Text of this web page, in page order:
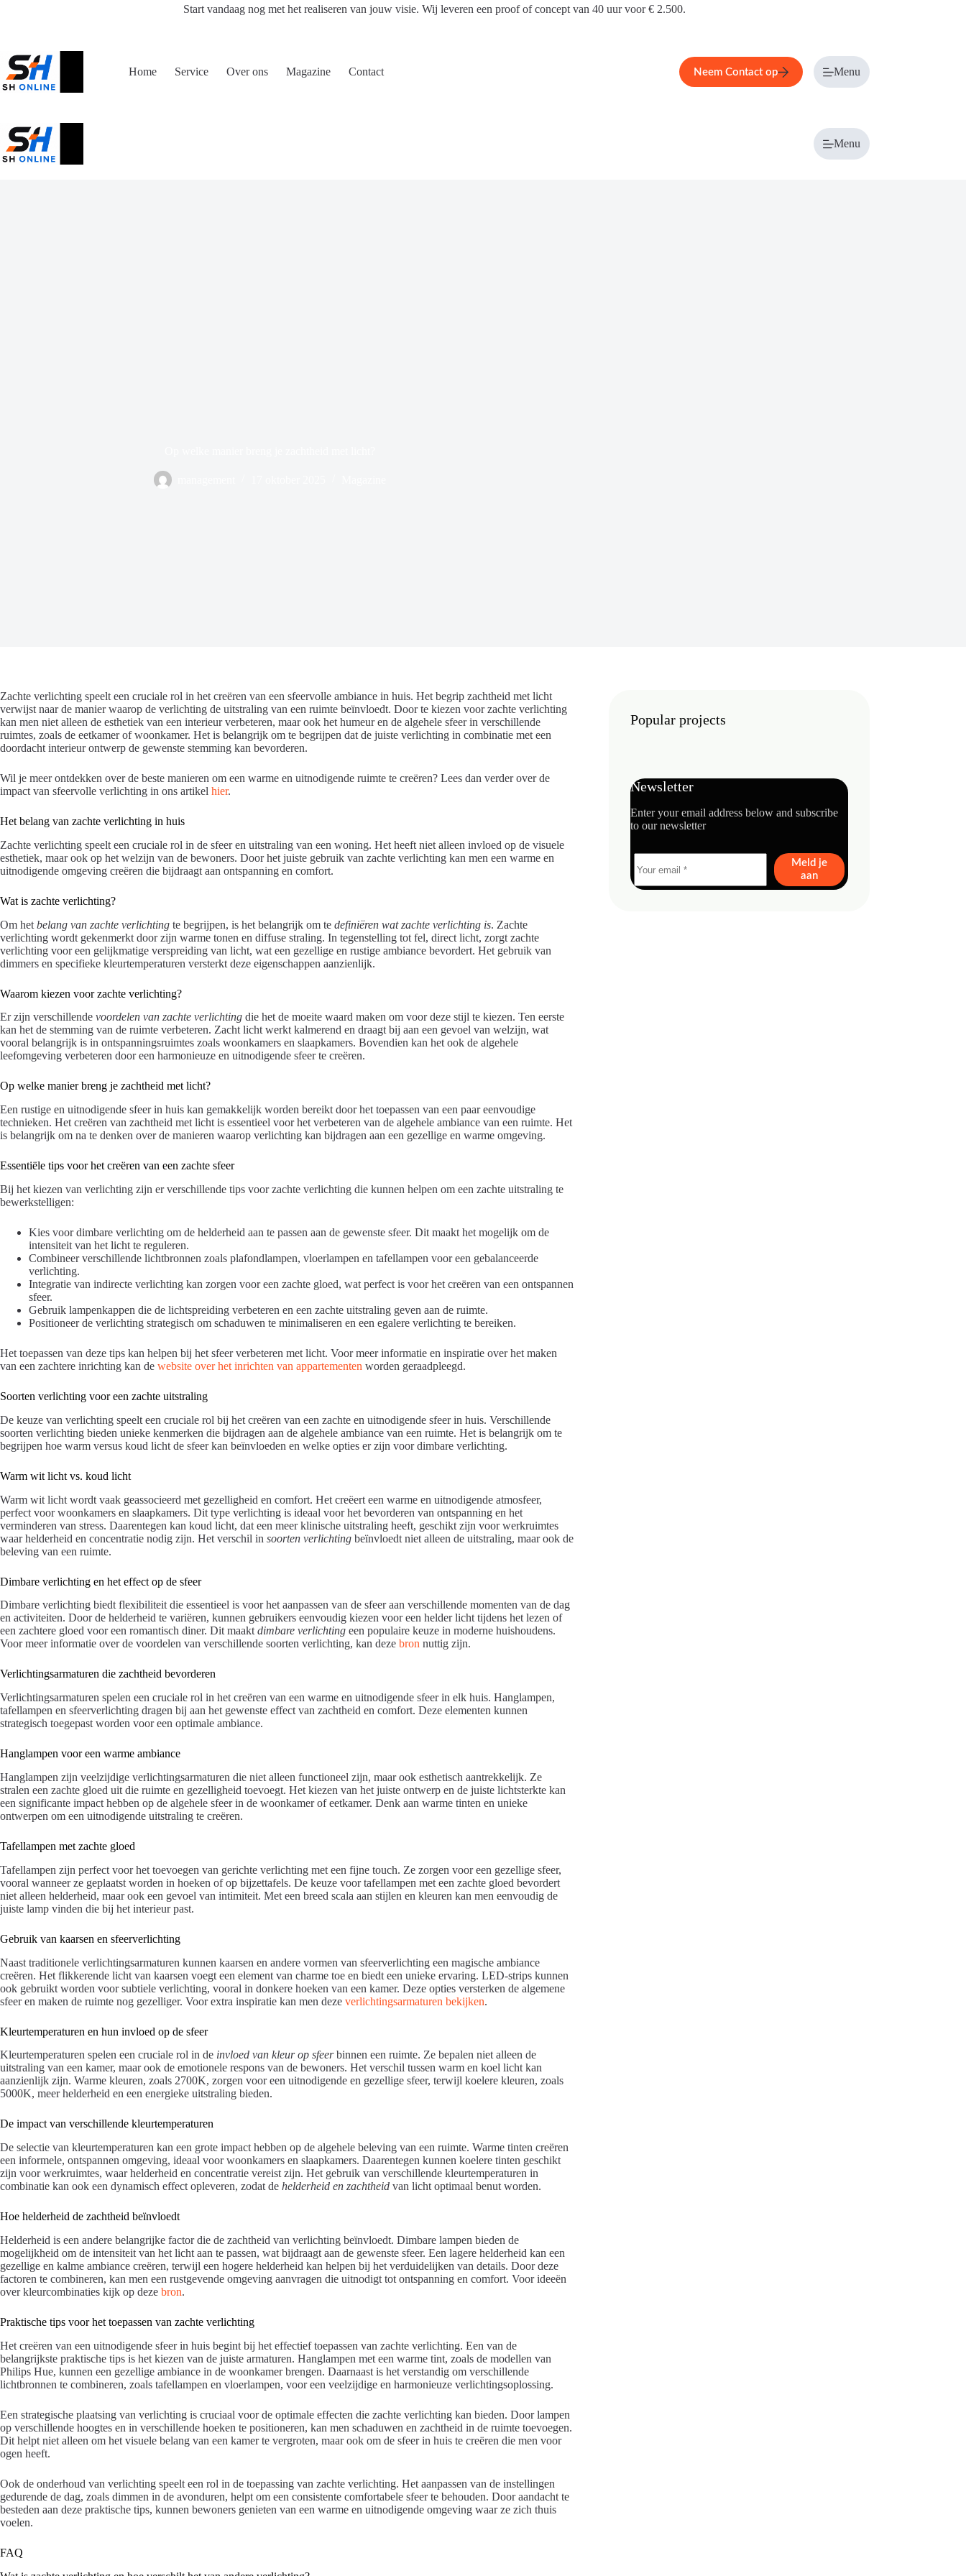
Start vandaag nog met het realiseren van jouw visie. Wij leveren een proof of concept van 40 uur voor € 2.500.
Home Service Over ons Magazine Contact Neem Contact op Menu
Menu
Zachte verlichting speelt een cruciale rol in het creëren van een sfeervolle ambiance in huis. Het begrip zachtheid met licht
verwijst naar de manier waarop de verlichting de uitstraling van een ruimte beïnvloedt. Door te kiezen voor zachte verlichting
kan men niet alleen de esthetiek van een interieur verbeteren, maar ook het humeur en de algehele sfeer in verschillende
ruimtes, zoals de eetkamer of woonkamer. Het is belangrijk om te begrijpen dat de juiste verlichting in combinatie met een
doordacht interieur ontwerp de gewenste stemming kan bevorderen.
Wil je meer ontdekken over de beste manieren om een warme en uitnodigende ruimte te creëren? Lees dan verder over de
impact van sfeervolle verlichting in ons artikel hier.
Het belang van zachte verlichting in huis
Zachte verlichting speelt een cruciale rol in de sfeer en uitstraling van een woning. Het heeft niet alleen invloed op de visuele
esthetiek, maar ook op het welzijn van de bewoners. Door het juiste gebruik van zachte verlichting kan men een warme en
uitnodigende omgeving creëren die bijdraagt aan ontspanning en comfort.
Wat is zachte verlichting?
Om het belang van zachte verlichting te begrijpen, is het belangrijk om te definiëren wat zachte verlichting is. Zachte
verlichting wordt gekenmerkt door zijn warme tonen en diffuse straling. In tegenstelling tot fel, direct licht, zorgt zachte
verlichting voor een gelijkmatige verspreiding van licht, wat een gezellige en rustige ambiance bevordert. Het gebruik van
dimmers en specifieke kleurtemperaturen versterkt deze eigenschappen aanzienlijk.
Waarom kiezen voor zachte verlichting?
Er zijn verschillende voordelen van zachte verlichting die het de moeite waard maken om voor deze stijl te kiezen. Ten eerste
kan het de stemming van de ruimte verbeteren. Zacht licht werkt kalmerend en draagt bij aan een gevoel van welzijn, wat
vooral belangrijk is in ontspanningsruimtes zoals woonkamers en slaapkamers. Bovendien kan het ook de algehele
leefomgeving verbeteren door een harmonieuze en uitnodigende sfeer te creëren.
Op welke manier breng je zachtheid met licht?
Een rustige en uitnodigende sfeer in huis kan gemakkelijk worden bereikt door het toepassen van een paar eenvoudige
technieken. Het creëren van zachtheid met licht is essentieel voor het verbeteren van de algehele ambiance van een ruimte. Het
is belangrijk om na te denken over de manieren waarop verlichting kan bijdragen aan een gezellige en warme omgeving.
Essentiële tips voor het creëren van een zachte sfeer
Bij het kiezen van verlichting zijn er verschillende tips voor zachte verlichting die kunnen helpen om een zachte uitstraling te
bewerkstelligen:
Kies voor dimbare verlichting om de helderheid aan te passen aan de gewenste sfeer. Dit maakt het mogelijk om de
intensiteit van het licht te reguleren.
Combineer verschillende lichtbronnen zoals plafondlampen, vloerlampen en tafellampen voor een gebalanceerde
verlichting.
Integratie van indirecte verlichting kan zorgen voor een zachte gloed, wat perfect is voor het creëren van een ontspannen
sfeer.
Gebruik lampenkappen die de lichtspreiding verbeteren en een zachte uitstraling geven aan de ruimte.
Positioneer de verlichting strategisch om schaduwen te minimaliseren en een egalere verlichting te bereiken.
Het toepassen van deze tips kan helpen bij het sfeer verbeteren met licht. Voor meer informatie en inspiratie over het maken
van een zachtere inrichting kan de website over het inrichten van appartementen worden geraadpleegd.
Soorten verlichting voor een zachte uitstraling
De keuze van verlichting speelt een cruciale rol bij het creëren van een zachte en uitnodigende sfeer in huis. Verschillende
soorten verlichting bieden unieke kenmerken die bijdragen aan de algehele ambiance van een ruimte. Het is belangrijk om te
begrijpen hoe warm versus koud licht de sfeer kan beïnvloeden en welke opties er zijn voor dimbare verlichting.
Warm wit licht vs. koud licht
Warm wit licht wordt vaak geassocieerd met gezelligheid en comfort. Het creëert een warme en uitnodigende atmosfeer,
perfect voor woonkamers en slaapkamers. Dit type verlichting is ideaal voor het bevorderen van ontspanning en het
verminderen van stress. Daarentegen kan koud licht, dat een meer klinische uitstraling heeft, geschikt zijn voor werkruimtes
waar helderheid en concentratie nodig zijn. Het verschil in soorten verlichting beïnvloedt niet alleen de uitstraling, maar ook de
beleving van een ruimte.
Dimbare verlichting en het effect op de sfeer
Dimbare verlichting biedt flexibiliteit die essentieel is voor het aanpassen van de sfeer aan verschillende momenten van de dag
en activiteiten. Door de helderheid te variëren, kunnen gebruikers eenvoudig kiezen voor een helder licht tijdens het lezen of
een zachtere gloed voor een romantisch diner. Dit maakt dimbare verlichting een populaire keuze in moderne huishoudens.
Voor meer informatie over de voordelen van verschillende soorten verlichting, kan deze bron nuttig zijn.
Verlichtingsarmaturen die zachtheid bevorderen
Verlichtingsarmaturen spelen een cruciale rol in het creëren van een warme en uitnodigende sfeer in elk huis. Hanglampen,
tafellampen en sfeerverlichting dragen bij aan het gewenste effect van zachtheid en comfort. Deze elementen kunnen
strategisch toegepast worden voor een optimale ambiance.
Hanglampen voor een warme ambiance
Hanglampen zijn veelzijdige verlichtingsarmaturen die niet alleen functioneel zijn, maar ook esthetisch aantrekkelijk. Ze
stralen een zachte gloed uit die ruimte en gezelligheid toevoegt. Het kiezen van het juiste ontwerp en de juiste lichtsterkte kan
een significante impact hebben op de algehele sfeer in de woonkamer of eetkamer. Denk aan warme tinten en unieke
ontwerpen om een uitnodigende uitstraling te creëren.
Tafellampen met zachte gloed
Tafellampen zijn perfect voor het toevoegen van gerichte verlichting met een fijne touch. Ze zorgen voor een gezellige sfeer,
vooral wanneer ze geplaatst worden in hoeken of op bijzettafels. De keuze voor tafellampen met een zachte gloed bevordert
niet alleen helderheid, maar ook een gevoel van intimiteit. Met een breed scala aan stijlen en kleuren kan men eenvoudig de
juiste lamp vinden die bij het interieur past.
Gebruik van kaarsen en sfeerverlichting
Naast traditionele verlichtingsarmaturen kunnen kaarsen en andere vormen van sfeerverlichting een magische ambiance
creëren. Het flikkerende licht van kaarsen voegt een element van charme toe en biedt een unieke ervaring. LED-strips kunnen
ook gebruikt worden voor subtiele verlichting, vooral in donkere hoeken van een kamer. Deze opties versterken de algemene
sfeer en maken de ruimte nog gezelliger. Voor extra inspiratie kan men deze verlichtingsarmaturen bekijken.
Kleurtemperaturen en hun invloed op de sfeer
Kleurtemperaturen spelen een cruciale rol in de invloed van kleur op sfeerbinnen een ruimte. Ze bepalen niet alleen de
uitstraling van een kamer, maar ook de emotionele respons van de bewoners. Het verschil tussen warm en koel licht kan
aanzienlijk zijn. Warme kleuren, zoals 2700K, zorgen voor een uitnodigende en gezellige sfeer, terwijl koelere kleuren, zoals
5000K, meer helderheid en een energieke uitstraling bieden.
De impact van verschillende kleurtemperaturen
De selectie van kleurtemperaturen kan een grote impact hebben op de algehele beleving van een ruimte. Warme tinten creëren
een informele, ontspannen omgeving, ideaal voor woonkamers en slaapkamers. Daarentegen kunnen koelere tinten geschikt
zijn voor werkruimtes, waar helderheid en concentratie vereist zijn. Het gebruik van verschillende kleurtemperaturen in
combinatie kan ook een dynamisch effect opleveren, zodat de helderheid en zachtheid van licht optimaal benut worden.
Hoe helderheid de zachtheid beïnvloedt
Helderheid is een andere belangrijke factor die de zachtheid van verlichting beïnvloedt. Dimbare lampen bieden de
mogelijkheid om de intensiteit van het licht aan te passen, wat bijdraagt aan de gewenste sfeer. Een lagere helderheid kan een
gezellige en kalme ambiance creëren, terwijl een hogere helderheid kan helpen bij het verduidelijken van details. Door deze
factoren te combineren, kan men een rustgevende omgeving aanvragen die uitnodigt tot ontspanning en comfort. Voor ideeën
over kleurcombinaties kijk op deze bron.
Praktische tips voor het toepassen van zachte verlichting
Het creëren van een uitnodigende sfeer in huis begint bij het effectief toepassen van zachte verlichting. Een van de
belangrijkste praktische tips is het kiezen van de juiste armaturen. Hanglampen met een warme tint, zoals de modellen van
Philips Hue, kunnen een gezellige ambiance in de woonkamer brengen. Daarnaast is het verstandig om verschillende
lichtbronnen te combineren, zoals tafellampen en vloerlampen, voor een veelzijdige en harmonieuze verlichtingsoplossing.
Een strategische plaatsing van verlichting is cruciaal voor de optimale effecten die zachte verlichting kan bieden. Door lampen
op verschillende hoogtes en in verschillende hoeken te positioneren, kan men schaduwen en zachtheid in de ruimte toevoegen.
Dit helpt niet alleen om het visuele belang van een kamer te vergroten, maar ook om de sfeer in huis te creëren die men voor
ogen heeft.
Ook de onderhoud van verlichting speelt een rol in de toepassing van zachte verlichting. Het aanpassen van de instellingen
gedurende de dag, zoals dimmen in de avonduren, helpt om een consistente comfortabele sfeer te behouden. Door aandacht te
besteden aan deze praktische tips, kunnen bewoners genieten van een warme en uitnodigende omgeving waar ze zich thuis
voelen.
FAQ
Popular projects
Newsletter
Enter your email address below and subscribe
to our newsletter
Meld je
aan